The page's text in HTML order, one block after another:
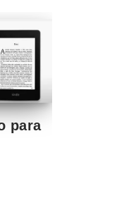
para